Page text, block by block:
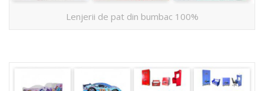
Lenjerii de pat din bumbac 100%